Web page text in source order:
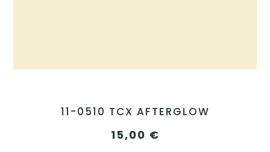
11-0510 TCX AFTERGLOW
15,00 €